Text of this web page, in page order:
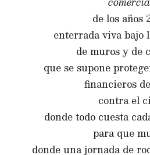
de los años
enterrada viva bajo
de muros y de
que se supone
financieros
contra el
donde todo cuesta
para que
donde una jornada de